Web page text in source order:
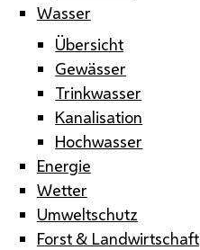
Wasser
Übersicht
Gewässer
Trinkwasser
Kanalisation
Hochwasser
Energie
Wetter
Umweltschutz
Forst & Landwirtschaft